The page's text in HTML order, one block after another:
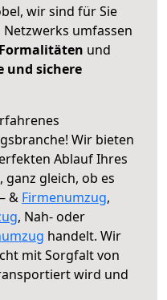
wir sind für Sie
umfassen
und
und sichere
Wir bieten
Ablauf Ihres
ganz gleich, ob es
– & Firmenumzug,
, Nah- oder
handelt. Wir
mit Sorgfalt von
wird und